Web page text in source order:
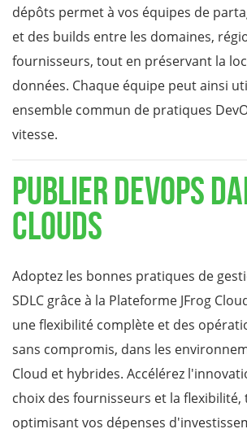
dépôts permet à vos équipes de
et des builds entre les domaines,
fournisseurs, tout en préservant la
données. Chaque équipe peut ainsi
ensemble commun de pratiques
vitesse.
Publier DevOps
Clouds
Adoptez les bonnes pratiques de
SDLC grâce à la Plateforme JFrog
une flexibilité complète et des
sans compromis, dans les
Cloud et hybrides. Accélérez
choix des fournisseurs et la flexibilité,
optimisant vos dépenses